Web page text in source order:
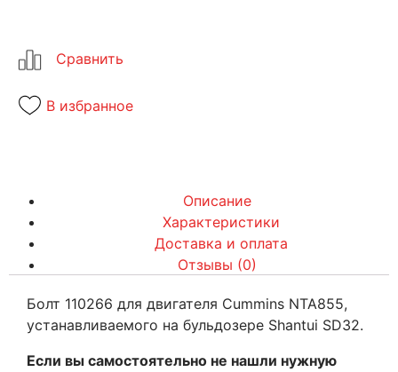
В избранное
Описание
Характеристики
Доставка и оплата
Отзывы (0)
Болт 110266 для двигателя Cummins NTA855,
устанавливаемого на бульдозере Shantui SD32.
Если вы самостоятельно не нашли нужную